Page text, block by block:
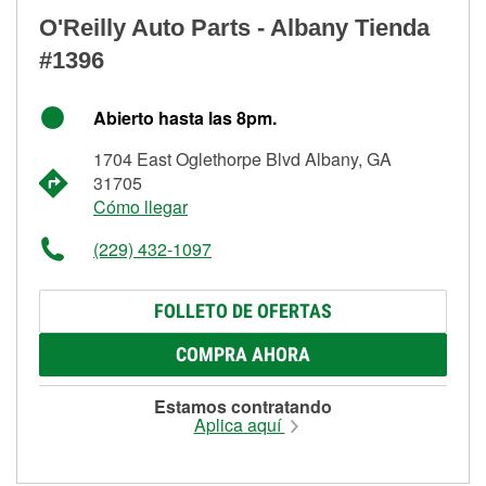
O'Reilly Auto Parts - Albany Tienda
#1396
Abierto hasta las 8pm.
1704 East Oglethorpe Blvd Albany, GA
31705
Cómo llegar
(229) 432-1097
FOLLETO DE OFERTAS
COMPRA AHORA
Estamos contratando
Aplica aquí